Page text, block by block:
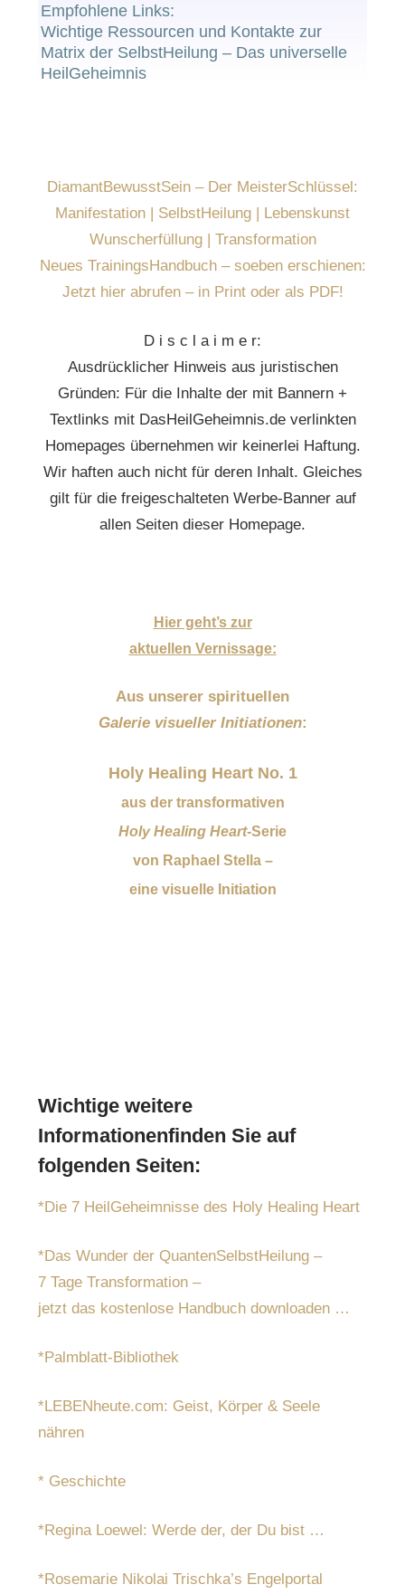
Empfohlene Links:
Wichtige Ressourcen und Kontakte zur
Matrix der SelbstHeilung – Das universelle
HeilGeheimnis
DiamantBewusstSein – Der MeisterSchlüssel:
Manifestation | SelbstHeilung | Lebenskunst
Wunscherfüllung | Transformation
Neues TrainingsHandbuch – soeben erschienen:
Jetzt hier abrufen – in Print oder als PDF!
D i s c l a i m e r:
Ausdrücklicher Hinweis aus juristischen
Gründen: Für die Inhalte der mit Bannern +
Textlinks mit DasHeilGeheimnis.de verlinkten
Homepages übernehmen wir keinerlei Haftung.
Wir haften auch nicht für deren Inhalt. Gleiches
gilt für die freigeschalteten Werbe-Banner auf
allen Seiten dieser Homepage.
Hier geht’s zur
aktuellen Vernissage:
Aus unserer spirituellen
Galerie visueller Initiationen:
Holy Healing Heart No. 1
aus der transformativen
Holy Healing Heart-Serie
von Raphael Stella –
eine visuelle Initiation
Wichtige weitere
Informationenfinden Sie auf
folgenden Seiten:
*Die 7 HeilGeheimnisse des Holy Healing Heart
*Das Wunder der QuantenSelbstHeilung –
7 Tage Transformation –
jetzt das kostenlose Handbuch downloaden …
*Palmblatt-Bibliothek
*LEBENheute.com: Geist, Körper & Seele
nähren
* Geschichte
*Regina Loewel: Werde der, der Du bist …
*Rosemarie Nikolai Trischka’s Engelportal